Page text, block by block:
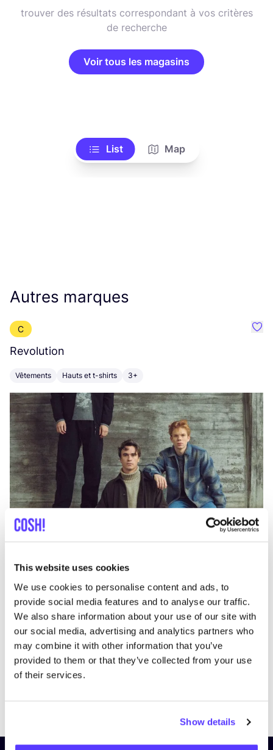
This website uses cookies
We use cookies to personalise content and ads, to
provide social media features and to analyse our traffic.
We also share information about your use of our site with
our social media, advertising and analytics partners who
may combine it with other information that you’ve
provided to them or that they’ve collected from your use
of their services.
Show details
trouver des résultats correspondant à vos critères
de recherche
Voir tous les magasins
List Map
Autres marques
C
Revolution
Vêtements Hauts et t-shirts 3+